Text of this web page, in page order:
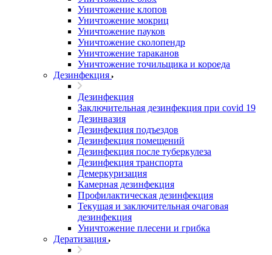
Уничтожение клопов
Уничтожение мокриц
Уничтожение пауков
Уничтожение сколопендр
Уничтожение тараканов
Уничтожение точильщика и короеда
Дезинфекция
Дезинфекция
Заключительная дезинфекция при covid 19
Дезинвазия
Дезинфекция подъездов
Дезинфекция помещений
Дезинфекция после туберкулеза
Дезинфекция транспорта
Демеркуризация
Камерная дезинфекция
Профилактическая дезинфекция
Текущая и заключительная очаговая
дезинфекция
Уничтожение плесени и грибка
Дератизация